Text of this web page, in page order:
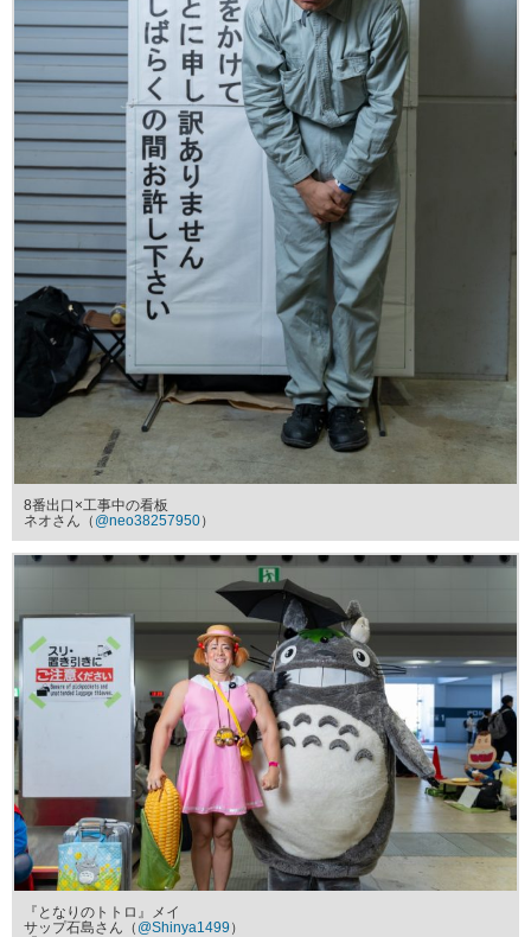
8番出口×工事中の看板
ネオさん（ @neo38257950）
『となりのトトロ』メイ
サップ石島さん（ @Shinya1499 ）